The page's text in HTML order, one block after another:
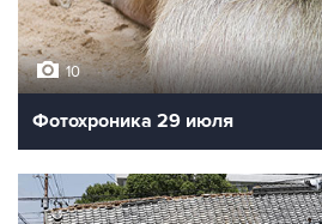
10
Фотохроника 29 июля